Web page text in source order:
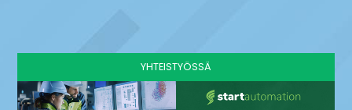
YHTEISTYÖSSÄ